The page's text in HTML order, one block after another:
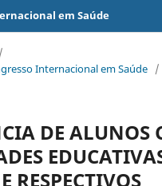
em Saúde
/
Internacional em Saúde /
DE ALUNOS
RESPECTIVOS